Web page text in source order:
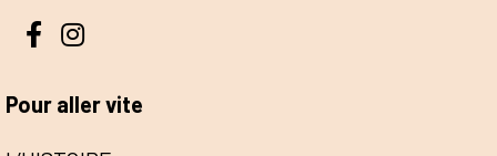
Pour aller vite